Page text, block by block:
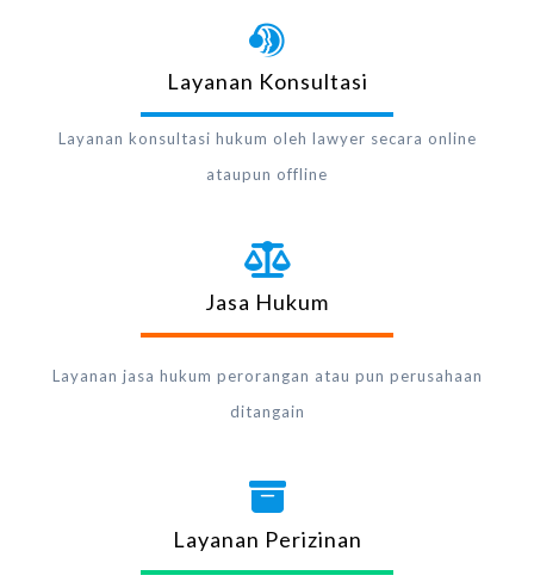
Layanan Konsultasi
Layanan konsultasi hukum oleh lawyer secara online
ataupun offline
Jasa Hukum
Layanan jasa hukum perorangan atau pun perusahaan
ditangain
Layanan Perizinan